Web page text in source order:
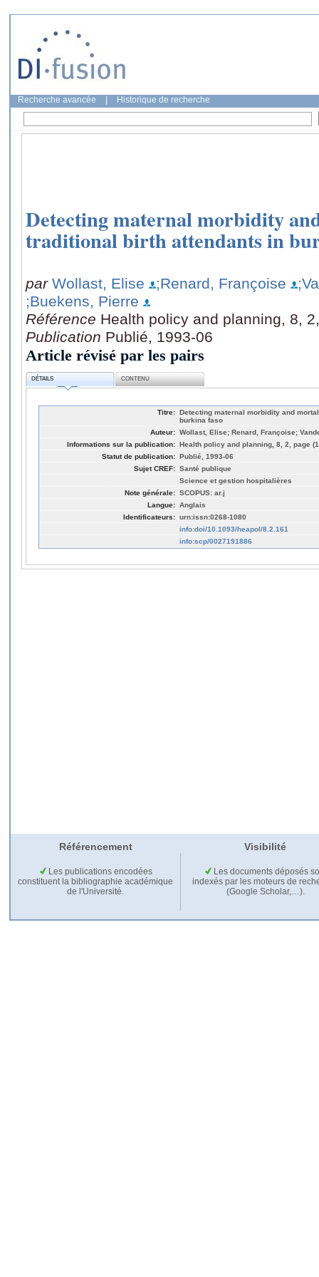
Recherche avancée Historique de recherche
Detecting maternal morbidity
traditional birth attendants in
par Wollast, Elise ;Renard, Françoise
;Buekens, Pierre
Référence Health policy and planning, 8,
Publication Publié, 1993-06
Article révisé par les pairs
DÉTAILS CONTENU
Titre: Detecting maternal morbidity and
burkina faso
Auteur: Wollast, Elise; Renard, Françoise;
Informations sur la publication: Health policy and planning, 8, 2, page
Statut de publication: Publié, 1993-06
Sujet CREF: Santé publique
Science et gestion hospitalières
Note générale: SCOPUS: ar.j
Langue: Anglais
Identificateurs: urn:issn:0268-1080
info:doi/10.1093/heapol/8.2.161
info:scp/0027191886
Référencement Visibilité
Les publications encodées
constituent la bibliographie académique
de l'Université.
Les documents déposés
indexés par les moteurs de
(Google Scholar,…).